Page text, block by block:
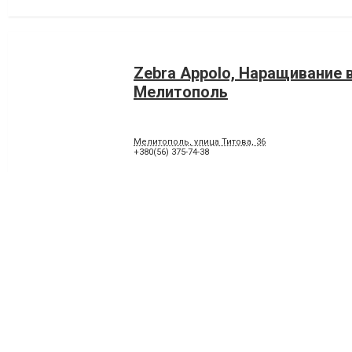
Zebra Appolo, Наращивание
Мелитополь
Мелитополь, улица Титова, 36
+380(56) 375-74-38